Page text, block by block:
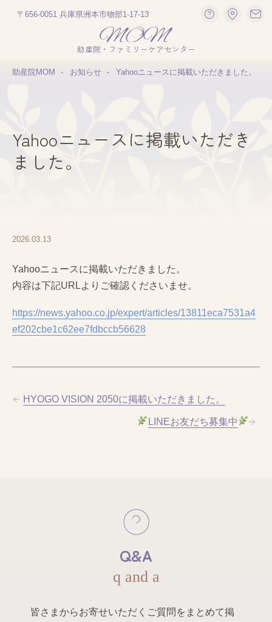
〒656-0051 兵庫県洲本市物部1-17-13
助産院・ファミリーケアセンター
助産院MOM お知らせ Yahooニュースに掲載いただきました。
Yahooニュースに掲載いただき
ました。
2026.03.13
Yahooニュースに掲載いただきました。
内容は下記URLよりご確認くださいませ。
https://news.yahoo.co.jp/expert/articles/13811eca7531a4
ef202cbe1c62ee7fdbccb56628
HYOGO VISION 2050に掲載いただきました。
LINEお友だち募集中
Q&A
q and a
皆さまからお寄せいただくご質問をまとめて掲